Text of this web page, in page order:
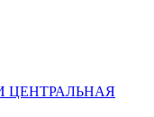
ЦЕНТРАЛЬНАЯ